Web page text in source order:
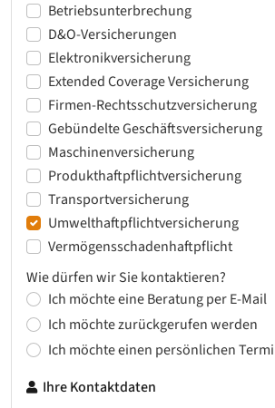
Betriebsunterbrechung
D&O-Versicherungen
Elektronikversicherung
Extended Coverage Versicherung
Firmen-Rechtsschutzversicherung
Gebündelte Geschäftsversicherung
Maschinenversicherung
Produkthaftpflichtversicherung
Transportversicherung
Umwelthaftpflichtversicherung
Vermögensschadenhaftpflicht
Wie dürfen wir Sie kontaktieren?
Ich möchte eine Beratung per E-Mail
Ich möchte zurückgerufen werden
Ich möchte einen persönlichen
Ihre Kontaktdaten